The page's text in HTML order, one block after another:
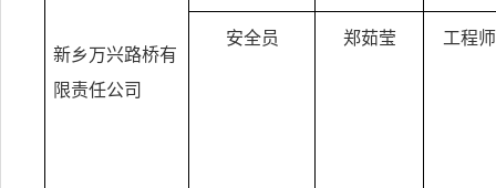
新乡万兴路桥有
限责任公司
安全员 郑茹莹 工程师